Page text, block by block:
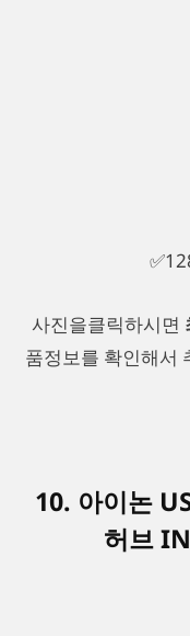
사진을클릭하시면
품정보를 확인해서
10. 아이논
허브